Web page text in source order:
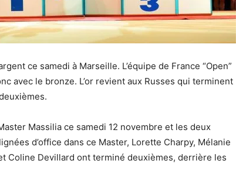
ce samedi à Marseille. L’équipe de France “Open”
avec le bronze. L’or revient aux Russes qui terminent
Massilia ce samedi 12 novembre et les deux
d’office dans ce Master, Lorette Charpy, Mélanie
Coline Devillard ont terminé deuxièmes, derrière les